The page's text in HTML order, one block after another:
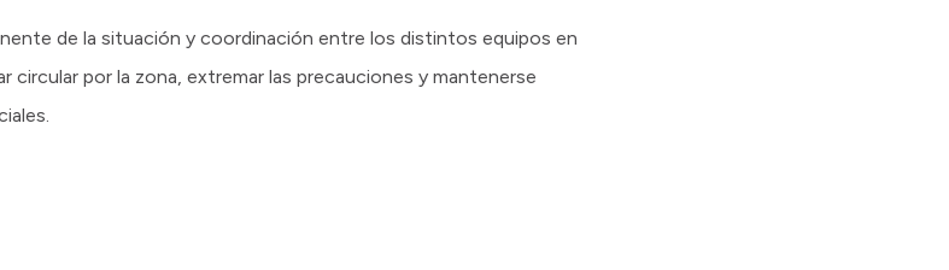
de la situación y coordinación entre los distintos equipos en
circular por la zona, extremar las precauciones y mantenerse